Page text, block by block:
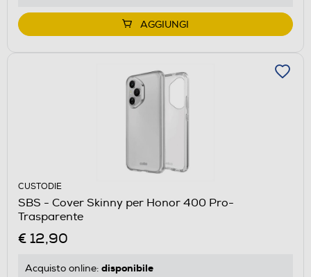
AGGIUNGI
CUSTODIE
SBS - Cover Skinny per Honor 400 Pro-
Trasparente
€ 12,90
Acquisto online: disponibile